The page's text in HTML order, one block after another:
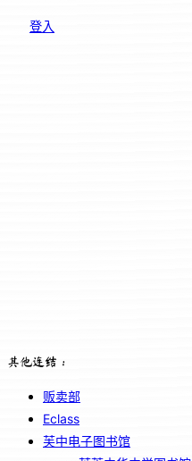
登入
其他连结：
贩卖部
Eclass
芙中电子图书馆